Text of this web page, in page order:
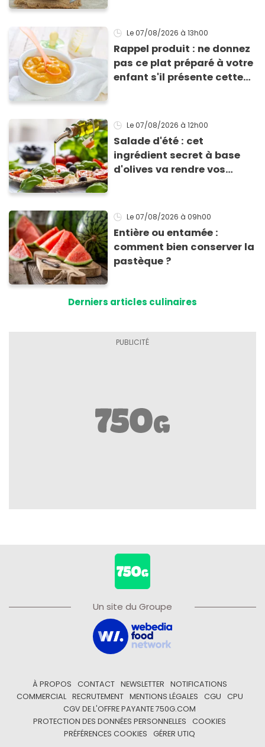
Le 07/08/2026 à 13h00
Rappel produit : ne donnez
pas ce plat préparé à votre
enfant s'il présente cette
Le 07/08/2026 à 12h00
Salade d'été : cet
ingrédient secret à base
d'olives va rendre vos
Le 07/08/2026 à 09h00
Entière ou entamée :
comment bien conserver la
pastèque ?
Derniers articles culinaires
Un site du Groupe
À PROPOS CONTACT NEWSLETTER
NOTIFICATIONS
COMMERCIAL
RECRUTEMENT MENTIONS LÉGALES CGU
CPU
CGV DE L'OFFRE PAYANTE 750G.COM
PROTECTION DES DONNÉES PERSONNELLES
COOKIES
PRÉFÉRENCES COOKIES
GÉRER UTIQ